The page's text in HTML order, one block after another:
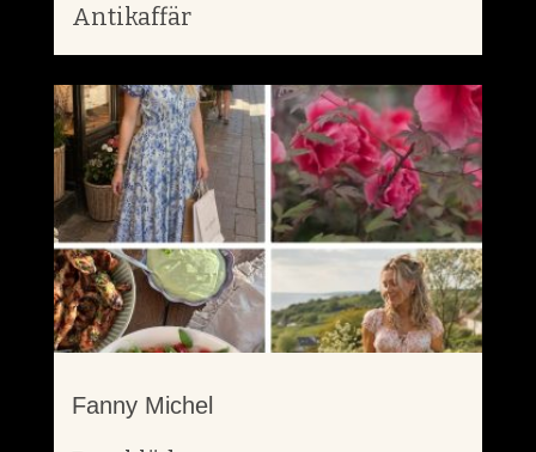
Antikaffär
Fanny Michel